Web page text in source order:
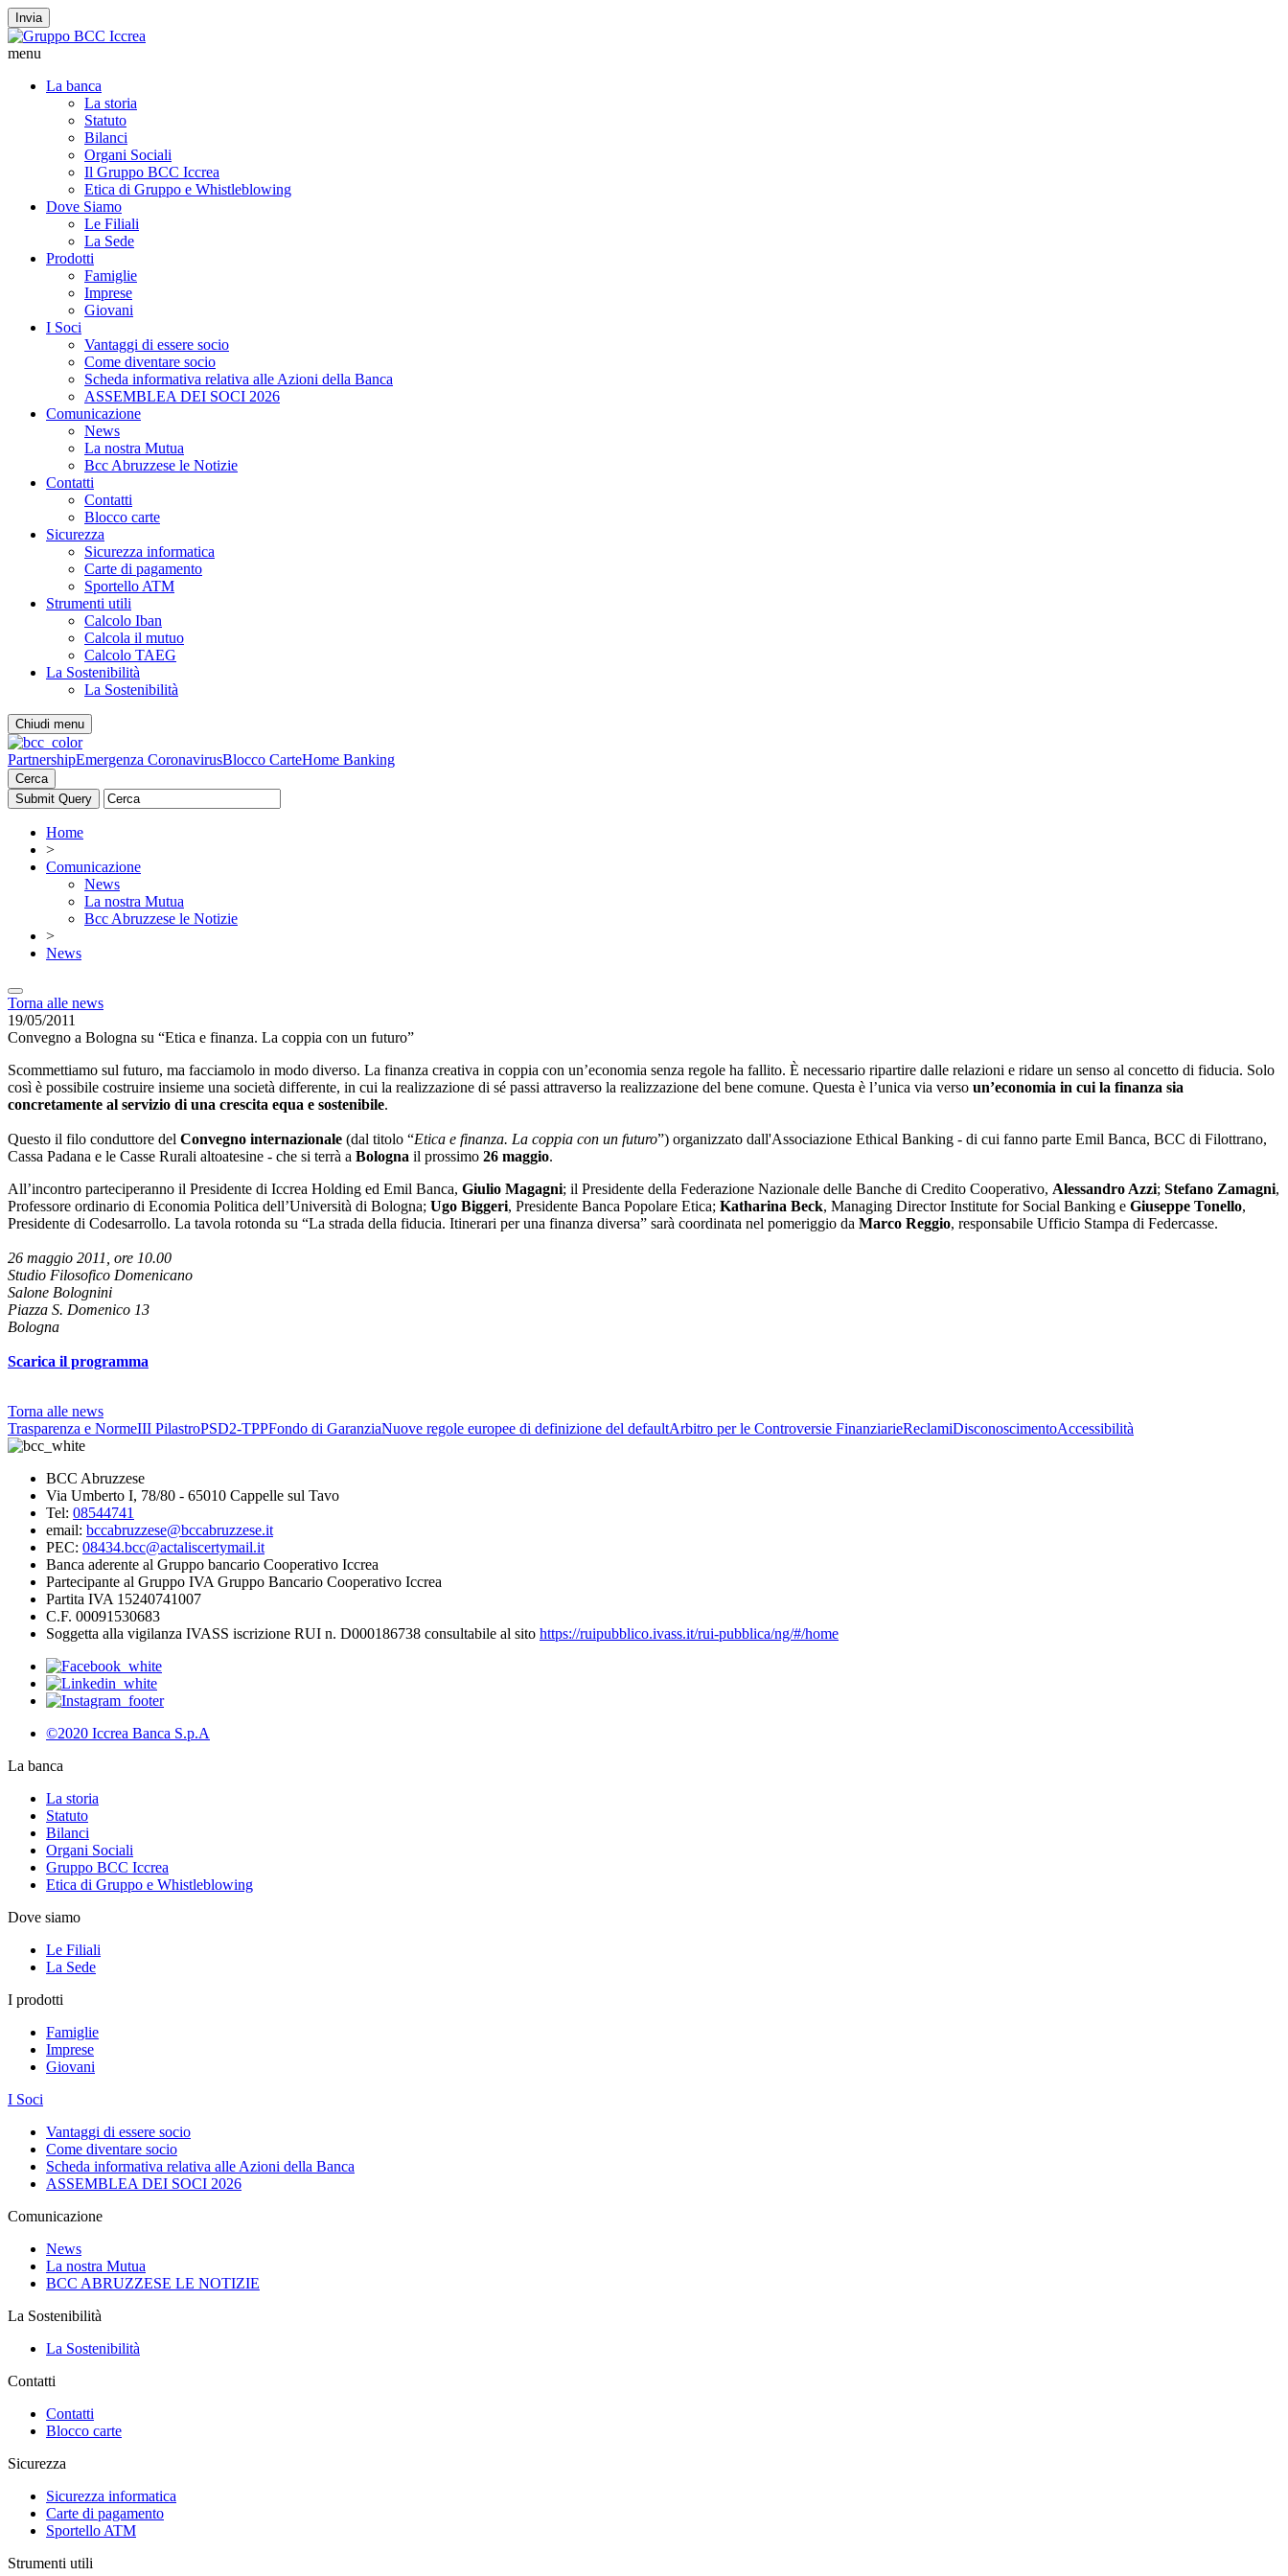
Invia
menu
La banca
La storia
Statuto
Bilanci
Organi Sociali
Il Gruppo BCC Iccrea
Etica di Gruppo e Whistleblowing
Dove Siamo
Le Filiali
La Sede
Prodotti
Famiglie
Imprese
Giovani
I Soci
Vantaggi di essere socio
Come diventare socio
Scheda informativa relativa alle Azioni della Banca
ASSEMBLEA DEI SOCI 2026
Comunicazione
News
La nostra Mutua
Bcc Abruzzese le Notizie
Contatti
Contatti
Blocco carte
Sicurezza
Sicurezza informatica
Carte di pagamento
Sportello ATM
Strumenti utili
Calcolo Iban
Calcola il mutuo
Calcolo TAEG
La Sostenibilità
La Sostenibilità
Chiudi menu
PartnershipEmergenza CoronavirusBlocco CarteHome Banking
Cerca
Home
>
Comunicazione
News
La nostra Mutua
Bcc Abruzzese le Notizie
>
News
Torna alle news
19/05/2011
Convegno a Bologna su “Etica e finanza. La coppia con un futuro”
Scommettiamo sul futuro, ma facciamolo in modo diverso. La finanza creativa in coppia con un’economia senza regole ha fallito. È necessario ripartire dalle relazioni e ridare un senso al concetto di fiducia. Solo
così è possibile costruire insieme una società differente, in cui la realizzazione di sé passi attraverso la realizzazione del bene comune. Questa è l’unica via verso un’economia in cui la finanza sia
concretamente al servizio di una crescita equa e sostenibile.
Questo il filo conduttore del Convegno internazionale (dal titolo “Etica e finanza. La coppia con un futuro”) organizzato dall'Associazione Ethical Banking - di cui fanno parte Emil Banca, BCC di Filottrano,
Cassa Padana e le Casse Rurali altoatesine - che si terrà a Bologna il prossimo 26 maggio.
All’incontro parteciperanno il Presidente di Iccrea Holding ed Emil Banca, Giulio Magagni; il Presidente della Federazione Nazionale delle Banche di Credito Cooperativo, Alessandro Azzi; Stefano Zamagni,
Professore ordinario di Economia Politica dell’Università di Bologna; Ugo Biggeri, Presidente Banca Popolare Etica; Katharina Beck, Managing Director Institute for Social Banking e Giuseppe Tonello,
Presidente di Codesarrollo. La tavola rotonda su “La strada della fiducia. Itinerari per una finanza diversa” sarà coordinata nel pomeriggio da Marco Reggio, responsabile Ufficio Stampa di Federcasse.
26 maggio 2011, ore 10.00
Studio Filosofico Domenicano
Salone Bolognini
Piazza S. Domenico 13
Bologna
Scarica il programma
Torna alle news
Trasparenza e NormeIII PilastroPSD2-TPPFondo di GaranziaNuove regole europee di definizione del defaultArbitro per le Controversie FinanziarieReclamiDisconoscimentoAccessibilità
BCC Abruzzese
Via Umberto I, 78/80 - 65010 Cappelle sul Tavo
Tel: 08544741
email: bccabruzzese@bccabruzzese.it
PEC: 08434.bcc@actaliscertymail.it
Banca aderente al Gruppo bancario Cooperativo Iccrea
Partecipante al Gruppo IVA Gruppo Bancario Cooperativo Iccrea
Partita IVA 15240741007
C.F. 00091530683
Soggetta alla vigilanza IVASS iscrizione RUI n. D000186738 consultabile al sito https://ruipubblico.ivass.it/rui-pubblica/ng/#/home
©2020 Iccrea Banca S.p.A
La banca
La storia
Statuto
Bilanci
Organi Sociali
Gruppo BCC Iccrea
Etica di Gruppo e Whistleblowing
Dove siamo
Le Filiali
La Sede
I prodotti
Famiglie
Imprese
Giovani
I Soci
Vantaggi di essere socio
Come diventare socio
Scheda informativa relativa alle Azioni della Banca
ASSEMBLEA DEI SOCI 2026
Comunicazione
News
La nostra Mutua
BCC ABRUZZESE LE NOTIZIE
La Sostenibilità
La Sostenibilità
Contatti
Contatti
Blocco carte
Sicurezza
Sicurezza informatica
Carte di pagamento
Sportello ATM
Strumenti utili